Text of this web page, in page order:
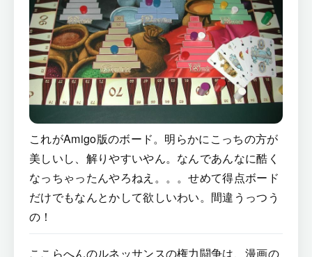
これがAmigo版のボード。明らかにこっちの方が
美しいし、解りやすいやん。なんであんなに酷く
なっちゃったんやろねえ。。。せめて得点ボード
だけでもなんとかして欲しいわい。間違うっつう
の！
ここらへんのルネッサンスの権力闘争は、漫画の